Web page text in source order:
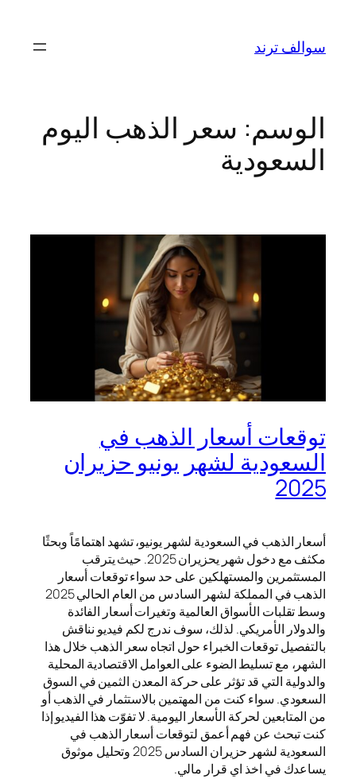
المحتوى
سوالف ترند
الوسم: سعر الذهب اليوم
السعودية
توقعات أسعار الذهب في
السعودية لشهر يونيو حزيران
2025
أسعار الذهب في السعودية لشهر يونيو، تشهد اهتمامًاً وبحثًا
مكثف مع دخول شهر يحزيران 2025. حيث يترقب
المستثمرين والمستهلكين على حد سواء توقعات أسعار
الذهب في المملكة لشهر السادس من العام الحالي 2025
وسط تقلبات الأسواق العالمية وتغيرات أسعار الفائدة
والدولار الأمريكي. لذلك، سوف ندرج لكم فيديو نناقش
بالتفصيل توقعات الخبراء حول اتجاه سعر الذهب خلال هذا
الشهر، مع تسليط الضوء على العوامل الاقتصادية المحلية
والدولية التي قد تؤثر على حركة المعدن الثمين في السوق
السعودي. سواء كنت من المهتمين بالاستثمار في الذهب أو
من المتابعين لحركة الأسعار اليومية. لا تفوّت هذا الفيديو إذا
كنت تبحث عن فهم أعمق لتوقعات أسعار الذهب في
السعودية لشهر حزيران السادس 2025 وتحليل موثوق
يساعدك في اخذ اي قرار مالي.